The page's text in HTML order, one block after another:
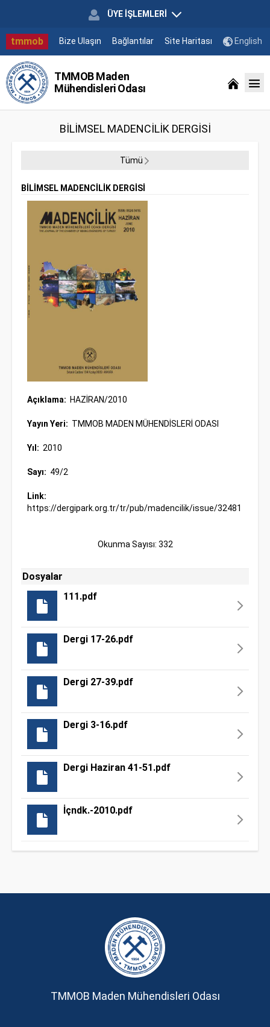
ÜYE İŞLEMLERİ
tmmob Bize Ulaşın Bağlantılar Site Haritası English
TMMOB Maden
Mühendisleri Odası
BİLİMSEL MADENCİLİK DERGİSİ
Tümü
BİLİMSEL MADENCİLİK DERGİSİ
Açıklama: HAZİRAN/2010
Yayın Yeri: TMMOB MADEN MÜHENDİSLERİ ODASI
Yıl: 2010
Sayı: 49/2
Link:
https://dergipark.org.tr/tr/pub/madencilik/issue/32481
Okunma Sayısı: 332
Dosyalar
111.pdf
Dergi 17-26.pdf
Dergi 27-39.pdf
Dergi 3-16.pdf
Dergi Haziran 41-51.pdf
İçndk.-2010.pdf
TMMOB Maden Mühendisleri Odası